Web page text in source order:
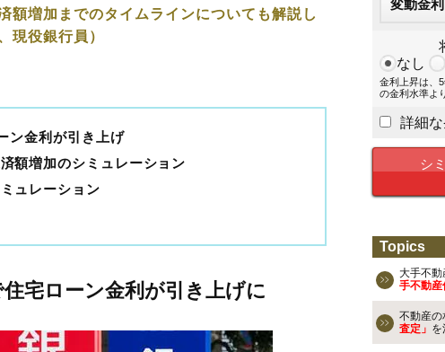
額増加までのタイムラインについても解説し
現役銀行員）
ン金利が引き上げ
額増加のシミュレーション
ュレーション
宅ローン金利が引き上げに
なし
金利上昇は、
の金利水準よ
詳細
シ
Topics
大手不動
手不動産
不動産の
査定」 を